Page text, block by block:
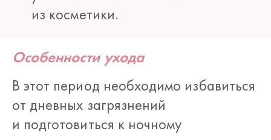
из косметики.
Особенности ухода
В этот период необходимо избавиться
от дневных загрязнений
и подготовиться к ночному